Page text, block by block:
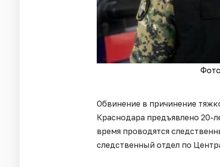
Обвинение в причинение
Краснодара предъявлено 20-
время проводятся
следственный отдел по